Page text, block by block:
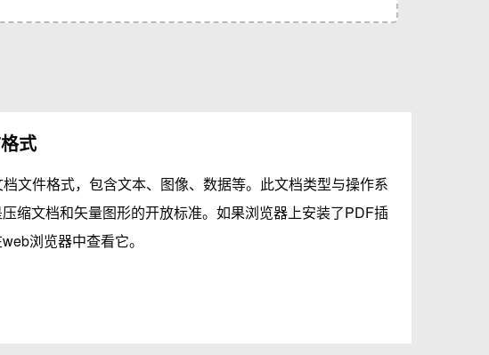
式
文件格式，包含文本、图像、数据等。此文档类型与操作系
缩文档和矢量图形的开放标准。如果浏览器上安装了PDF插
浏览器中查看它。